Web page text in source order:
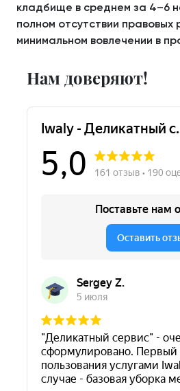
кладбище в среднем за 4–6
полном отсутствии правовых
минимальном вовлечении в
Нам доверяют!